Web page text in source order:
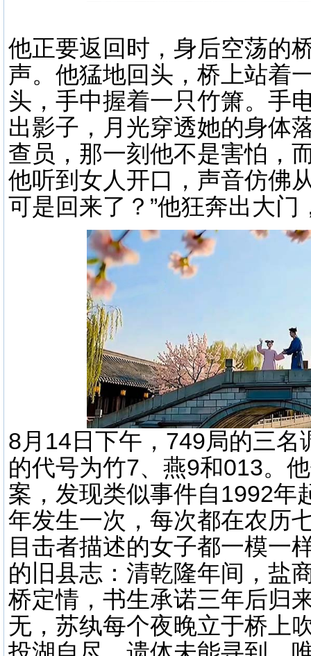
他正要返回时，身后空荡的
声。他猛地回头，桥上站着
头，手中握着一只竹箫。手
出影子，月光穿透她的身体
查员，那一刻他不是害怕，
他听到女人开口，声音仿佛
可是回来了？”他狂奔出大
8月14日下午，749局的三名
的代号为竹7、燕9和013。
案，发现类似事件自1992年
年发生一次，每次都在农历
目击者描述的女子都一模一
的旧县志：清乾隆年间，盐
桥定情，书生承诺三年后归
无，苏纨每个夜晚立于桥上